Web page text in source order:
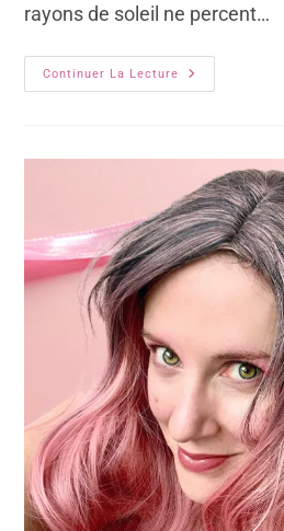
rayons de soleil ne percent…
Continuer La Lecture